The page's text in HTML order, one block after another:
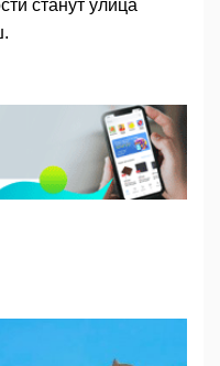
станут улица